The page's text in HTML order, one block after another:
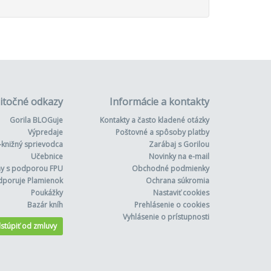
odkazy
Gorila BLOGuje
Výpredaje
knižný sprievodca
Učebnice
s podporou FPU
Plamienok
Poukážky
Bazár kníh
od zmluvy
Informácie a kontakty
Kontakty a často kladené otázky
Poštovné a spôsoby platby
Zarábaj s Gorilou
Novinky na e-mail
Obchodné podmienky
Ochrana súkromia
Nastaviť cookies
Prehlásenie o cookies
Vyhlásenie o prístupnosti